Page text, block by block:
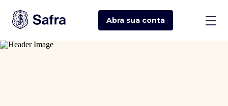
Abra sua conta